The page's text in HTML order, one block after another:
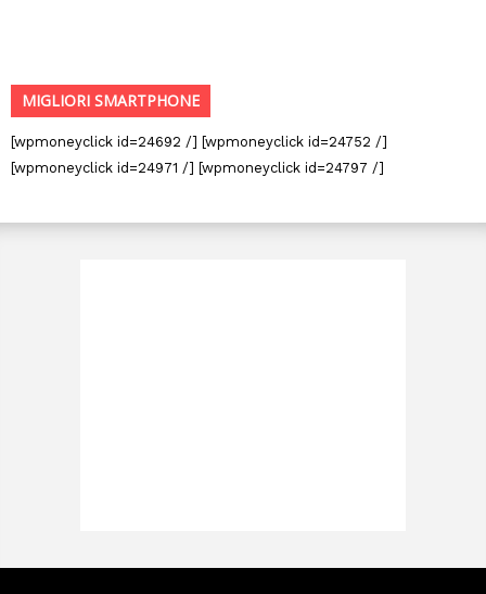
MIGLIORI SMARTPHONE
[wpmoneyclick id=24692 /] [wpmoneyclick id=24752 /]
[wpmoneyclick id=24971 /] [wpmoneyclick id=24797 /]